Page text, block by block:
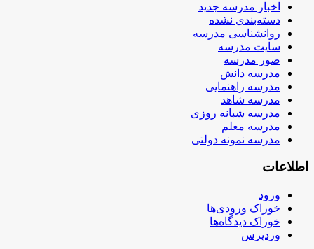
اخبار مدرسه جدید
دسته‌بندی نشده
روانشناسی مدرسه
سایت مدرسه
صور مدرسه
مدرسه دانش
مدرسه راهنمایی
مدرسه شاهد
مدرسه شبانه روزی
مدرسه معلم
مدرسه نمونه دولتی
اطلاعات
ورود
خوراک ورودی‌ها
خوراک دیدگاه‌ها
وردپرس